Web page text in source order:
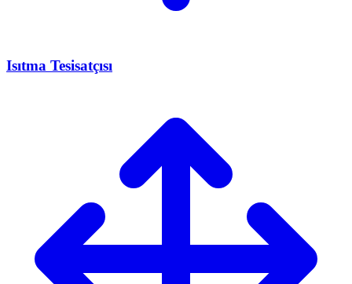
Isıtma Tesisatçısı